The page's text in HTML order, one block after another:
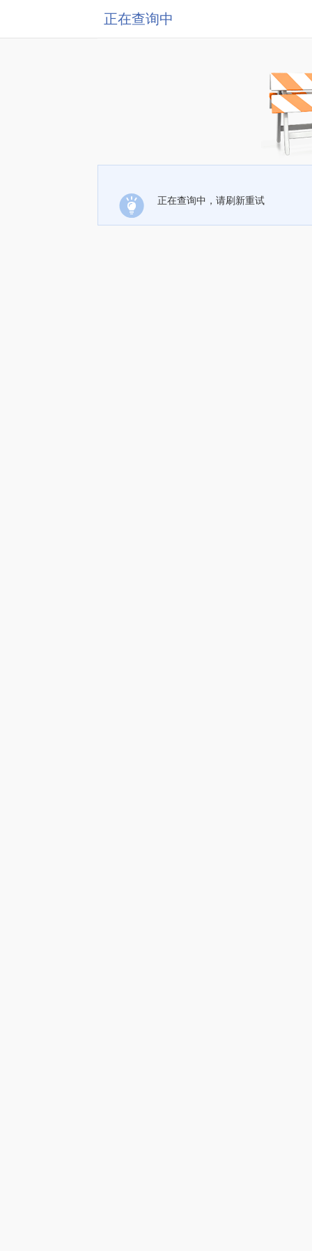
正在查询中
正在查询中，请刷新重试